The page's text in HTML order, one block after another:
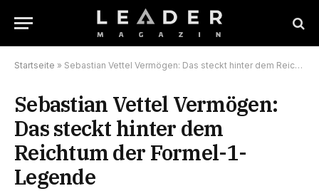
Startseite » Sebastian Vettel Vermögen: Das steckt hinter dem Reichtum der Formel-1-Legende
Sebastian Vettel Vermögen:
Das steckt hinter dem
Reichtum der Formel-1-
Legende